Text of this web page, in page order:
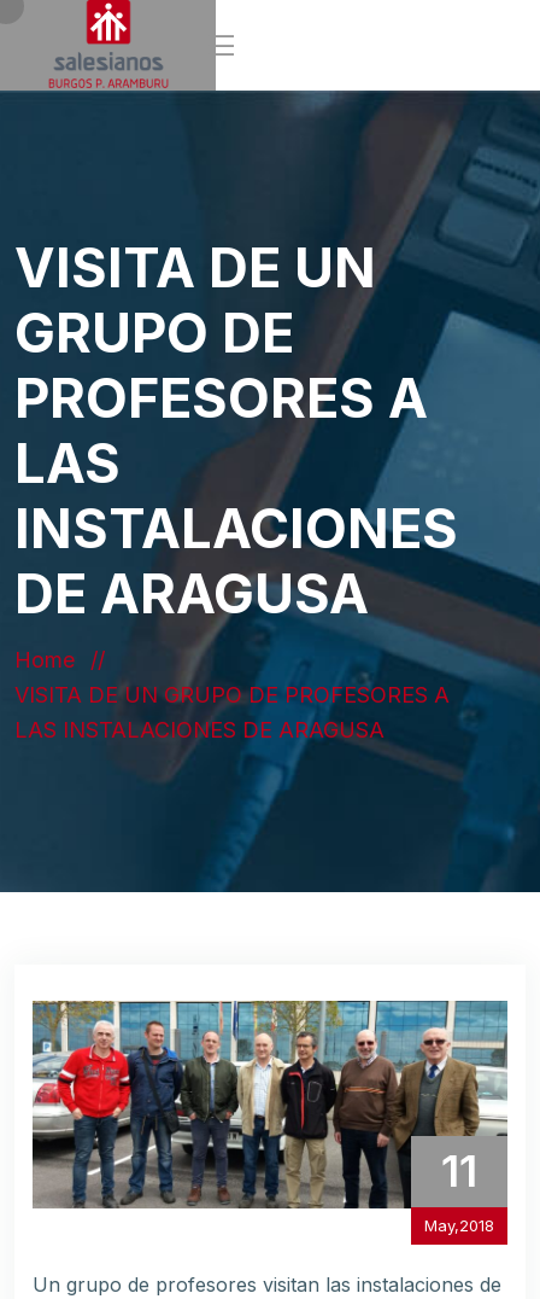
VISITA DE UN
GRUPO DE
PROFESORES A
LAS
INSTALACIONES
DE ARAGUSA
Home
VISITA DE UN GRUPO DE PROFESORES A
LAS INSTALACIONES DE ARAGUSA
11
May,2018
Un grupo de profesores visitan las instalaciones de